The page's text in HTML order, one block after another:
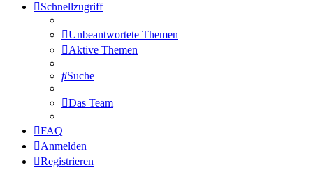
Schnellzugriff
Unbeantwortete Themen
Aktive Themen
Suche
Das Team
FAQ
Anmelden
Registrieren